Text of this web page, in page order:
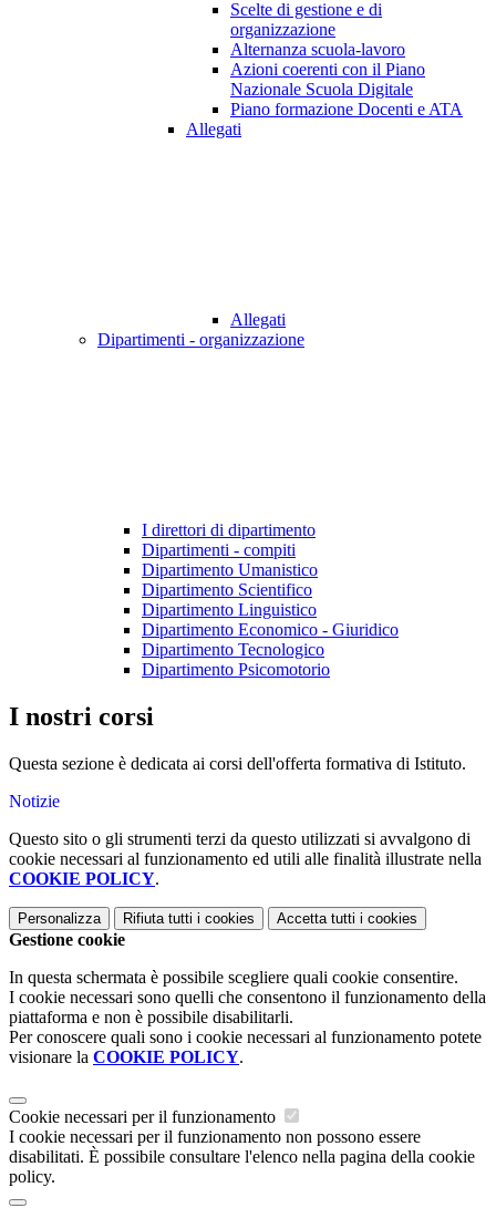
Scelte di gestione e di
organizzazione
Alternanza scuola-lavoro
Azioni coerenti con il Piano
Nazionale Scuola Digitale
Piano formazione Docenti e ATA
Allegati
Allegati
Dipartimenti - organizzazione
I direttori di dipartimento
Dipartimenti - compiti
Dipartimento Umanistico
Dipartimento Scientifico
Dipartimento Linguistico
Dipartimento Economico - Giuridico
Dipartimento Tecnologico
Dipartimento Psicomotorio
I nostri corsi
Questa sezione è dedicata ai corsi dell'offerta formativa di Istituto.
Notizie
Questo sito o gli strumenti terzi da questo utilizzati si avvalgono di
cookie necessari al funzionamento ed utili alle finalità illustrate nella
COOKIE POLICY.
Personalizza Rifiuta tutti i cookies Accetta tutti i cookies
Gestione cookie
In questa schermata è possibile scegliere quali cookie consentire.
I cookie necessari sono quelli che consentono il funzionamento della
piattaforma e non è possibile disabilitarli.
Per conoscere quali sono i cookie necessari al funzionamento potete
visionare la COOKIE POLICY.
Cookie necessari per il funzionamento
I cookie necessari per il funzionamento non possono essere
disabilitati. È possibile consultare l'elenco nella pagina della cookie
policy.